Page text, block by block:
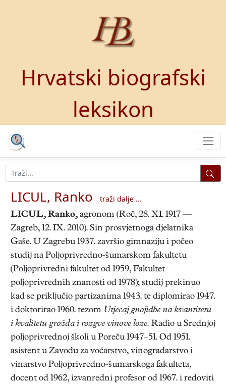
Hrvatski biografski
leksikon
LICUL, Ranko
traži dalje ...
LICUL, Ranko, agronom (Roč, 28. XI. 1917 —
Zagreb, 12. IX. 2010). Sin prosvjetnoga djelatnika
Gaše. U Zagrebu 1937. završio gimnaziju i počeo
studij na Poljoprivredno-šumarskom fakultetu
(Poljoprivredni fakultet od 1959, Fakultet
poljoprivrednih znanosti od 1978); studij prekinuo
kad se priključio partizanima 1943. te diplomirao 1947.
i doktorirao 1960. tezom Utjecaj gnojidbe na kvantitetu
i kvalitetu grožđa i rozgve vinove loze. Radio u Srednjoj
poljoprivrednoj školi u Poreču 1947–51. Od 1951.
asistent u Zavodu za voćarstvo, vinogradarstvo i
vinarstvo Poljoprivredno-šumarskoga fakulteta,
docent od 1962, izvanredni profesor od 1967. i redoviti